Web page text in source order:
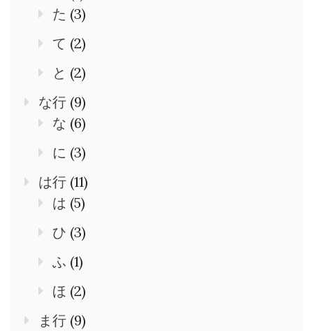
た (3)
て (2)
と (2)
な行 (9)
な (6)
に (3)
は行 (11)
は (5)
ひ (3)
ふ (1)
ほ (2)
ま行 (9)